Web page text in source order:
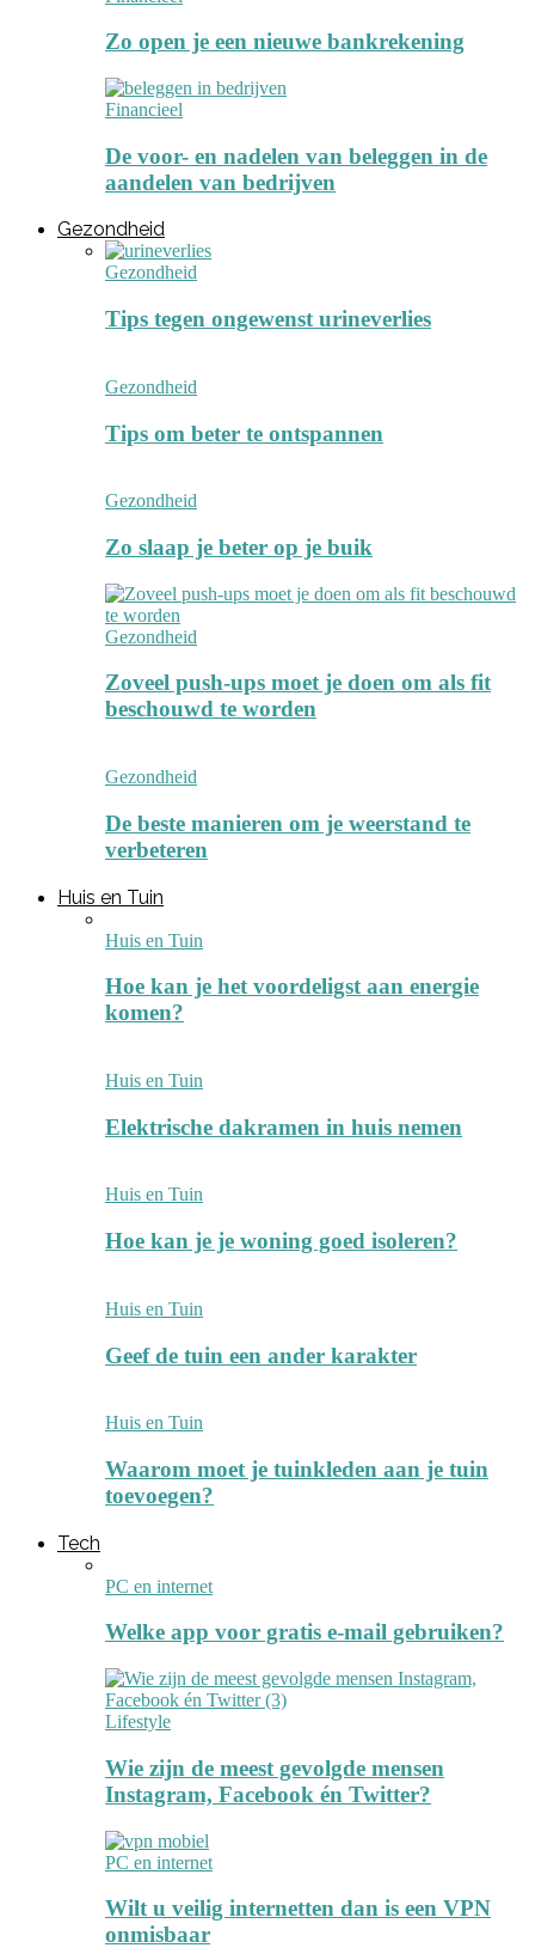
Zo open je een nieuwe bankrekening
Financieel
De voor- en nadelen van beleggen in de
aandelen van bedrijven
Gezondheid
Gezondheid
Tips tegen ongewenst urineverlies
Gezondheid
Tips om beter te ontspannen
Gezondheid
Zo slaap je beter op je buik
Gezondheid
Zoveel push-ups moet je doen om als fit
beschouwd te worden
Gezondheid
De beste manieren om je weerstand te
verbeteren
Huis en Tuin
Huis en Tuin
Hoe kan je het voordeligst aan energie
komen?
Huis en Tuin
Elektrische dakramen in huis nemen
Huis en Tuin
Hoe kan je je woning goed isoleren?
Huis en Tuin
Geef de tuin een ander karakter
Huis en Tuin
Waarom moet je tuinkleden aan je tuin
toevoegen?
Tech
PC en internet
Welke app voor gratis e-mail gebruiken?
Lifestyle
Wie zijn de meest gevolgde mensen
Instagram, Facebook én Twitter?
PC en internet
Wilt u veilig internetten dan is een VPN
onmisbaar